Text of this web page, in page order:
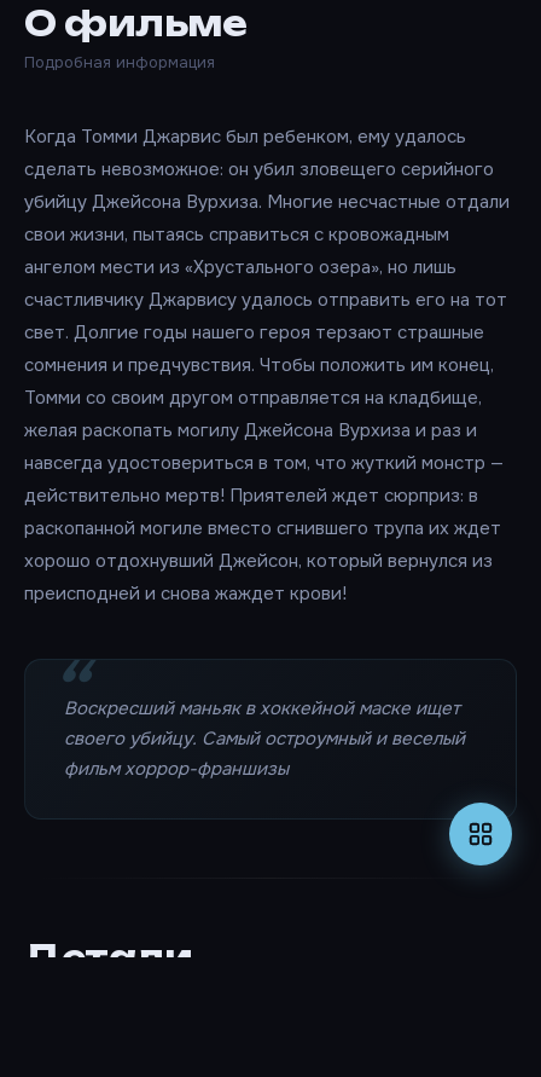
О фильме
Подробная информация
Когда Томми Джарвис был ребенком, ему удалось
сделать невозможное: он убил зловещего серийного
убийцу Джейсона Вурхиза. Многие несчастные отдали
свои жизни, пытаясь справиться с кровожадным
ангелом мести из «Хрустального озера», но лишь
счастливчику Джарвису удалось отправить его на тот
свет. Долгие годы нашего героя терзают страшные
сомнения и предчувствия. Чтобы положить им конец,
Томми со своим другом отправляется на кладбище,
желая раскопать могилу Джейсона Вурхиза и раз и
навсегда удостовериться в том, что жуткий монстр —
действительно мертв! Приятелей ждет сюрприз: в
раскопанной могиле вместо сгнившего трупа их ждет
хорошо отдохнувший Джейсон, который вернулся из
преисподней и снова жаждет крови!
Воскресший маньяк в хоккейной маске ищет
своего убийцу. Самый остроумный и веселый
фильм хоррор-франшизы
Детали